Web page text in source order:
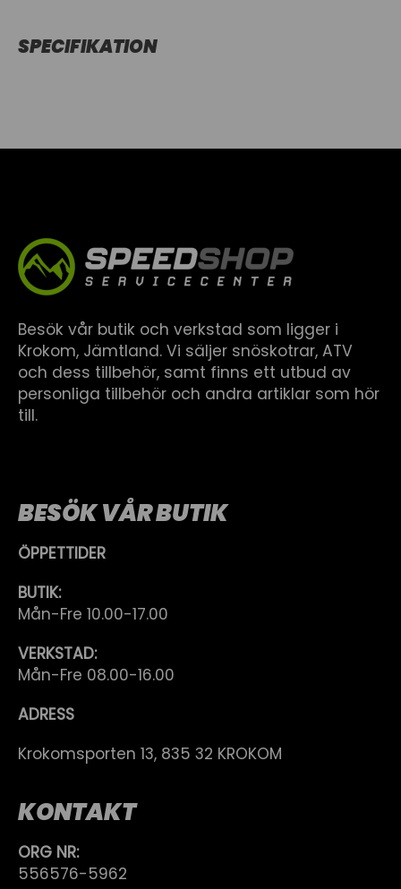
SPECIFIKATION
Besök vår butik och verkstad som ligger i
Krokom, Jämtland. Vi säljer snöskotrar, ATV
och dess tillbehör, samt finns ett utbud av
personliga tillbehör och andra artiklar som hör
till.
BESÖK VÅR BUTIK
ÖPPETTIDER
BUTIK:
Mån-Fre 10.00-17.00
VERKSTAD:
Mån-Fre 08.00-16.00
ADRESS
Krokomsporten 13, 835 32 KROKOM
KONTAKT
ORG NR:
556576-5962